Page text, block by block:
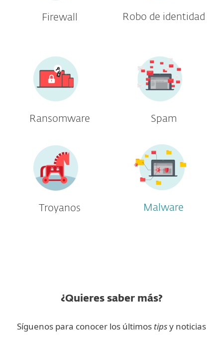
Firewall Robo de identidad
Ransomware Spam
Troyanos Malware
¿Quieres saber más?
Síguenos para conocer los últimos tipsy noticias